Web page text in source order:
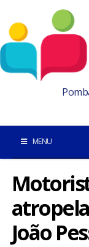
MENU
INÍCIO
POMBAL E REGIÃO
João